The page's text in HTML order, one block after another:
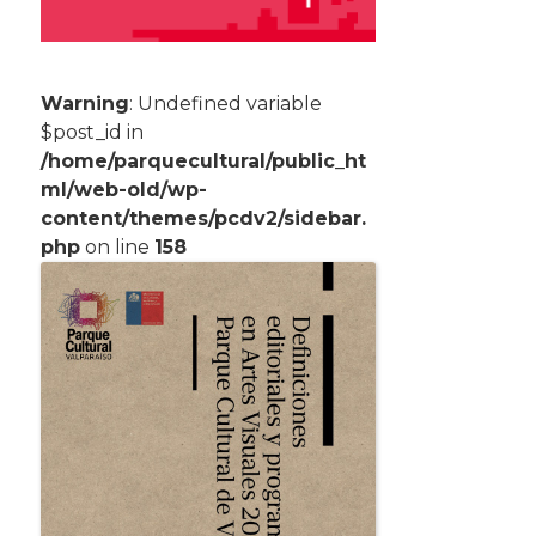
Warning: Undefined variable
$post_id in
/home/parquecultural/public_ht
ml/web-old/wp-
content/themes/pcdv2/sidebar.
php on line 158